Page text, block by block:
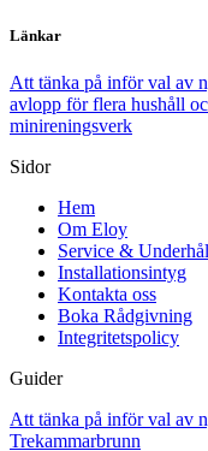
Länkar
Att tänka på inför val av
avlopp för flera hushåll
minireningsverk
Sidor
Hem
Om Eloy
Service &
Installationsintyg
Kontakta oss
Boka Rådgivning
Integritetspolicy
Guider
Att tänka på inför val av
Trekammarbrunn